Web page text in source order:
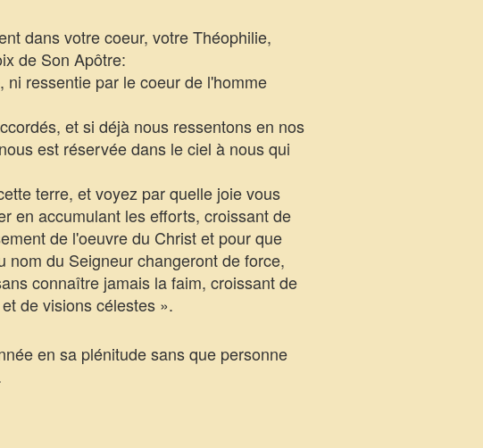
dans votre coeur, votre Théophilie,
de Son Apôtre:
ressentie par le coeur de l'homme
et si déjà nous ressentons en nos
est réservée dans le ciel à nous qui
terre, et voyez par quelle joie vous
en accumulant les efforts, croissant de
de l'oeuvre du Christ et pour que
du Seigneur changeront de force,
connaître jamais la faim, croissant de
de visions célestes ».
en sa plénitude sans que personne